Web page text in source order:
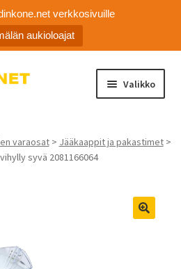
verkkosivuille
aukioloajat
Valikko
varaosat> Jääkaappit ja pakastimet>
syvä 2081166064